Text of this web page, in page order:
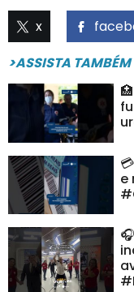
x
>ASSISTA TAMBÉM
e